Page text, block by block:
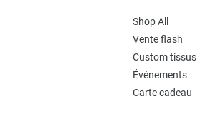
Shop All
Vente flash
Custom tissus
Événements
Carte cadeau